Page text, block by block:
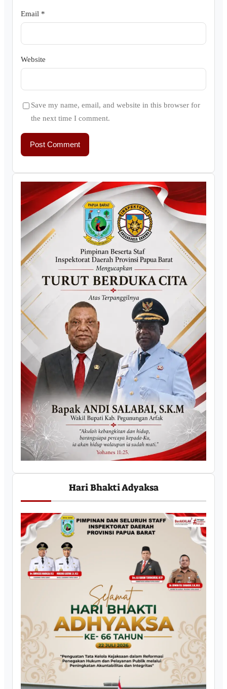
Email *
Website
Save my name, email, and website in this browser for
the next time I comment.
Hari Bhakti Adyaksa